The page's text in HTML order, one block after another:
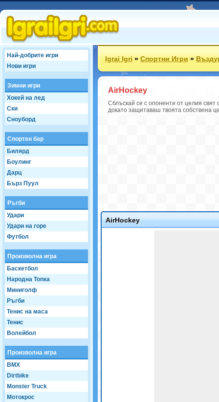
Най-добрите игри
Нови игри
Зимни игри
Хокей на лед
Ски
Сноуборд
Спортен бар
Билярд
Боулинг
Дарц
Бърз Пуул
Ръгби
Удари
Удари на горе
Футбол
Произволна игра
Баскетбол
Народна Топка
Миниголф
Ръгби
Тенис на маса
Тенис
Волейбол
Произволна игра
BMX
Dirtbike
Monster Truck
Мотокрос
Igrai Igri»Спортни Игри»
AirHockey
Сблъскай се с опоненти от целия
докато защитаваш твоята собствена
AirHockey